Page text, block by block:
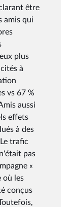
être
amis qui
plus
à
vs 67 %
aussi
effets
à des
trafic
pas
«
où les
conçus